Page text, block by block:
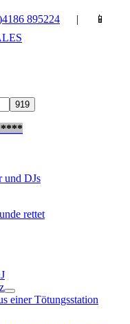
895224 | 📱
und DJs
einer Tötungsstation